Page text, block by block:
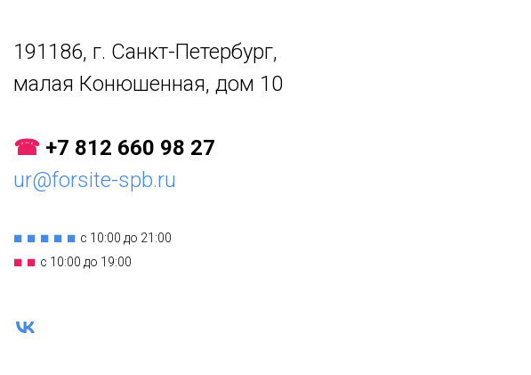
191186, г. Санкт-Петербург,
малая Конюшенная, дом 10
☎ +7 812 660 98 27
ur@forsite-spb.ru
■ ■ ■ ■ ■ с 10:00 до 21:00
■ ■ с 10:00 до 19:00